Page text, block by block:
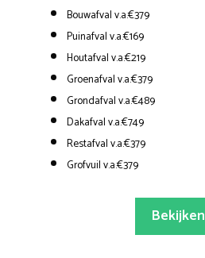
Bouwafval v.a.€379
Puinafval v.a.€169
Houtafval v.a.€219
Groenafval v.a.€379
Grondafval v.a.€489
Dakafval v.a.€749
Restafval v.a.€379
Grofvuil v.a.€379
Bekijken